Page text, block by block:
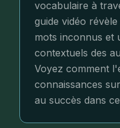
vocabulaire à
guide vidéo
mots inconnus et
contextuels des
Voyez comment
connaissances
au succès dans